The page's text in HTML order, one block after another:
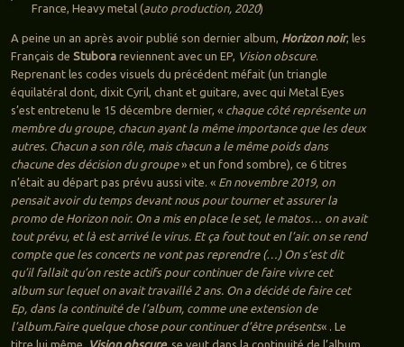
France, Heavy metal (auto production, 2020)
A peine un an après avoir publié son dernier album, Horizon noir, les
Français de Stuborareviennent avec un EP, Vision obscure.
Reprenant les codes visuels du précédent méfait (un triangle
équilatéral dont, dixit Cyril, chant et guitare, avec qui Metal Eyes
s’est entretenu le 15 décembre dernier, « chaque côté représente un
membre du groupe, chacun ayant la même importance que les deux
autres. Chacun a son rôle, mais chacun a le même poids dans
chacune des décision du groupe» et un fond sombre), ce 6 titres
n’était au départ pas prévu aussi vite. « En novembre 2019, on
pensait avoir du temps devant nous pour tourner et assurer la
promo de Horizon noir. On a mis en place le set, le matos… on avait
tout prévu, et là est arrivé le virus. Et ça fout tout en l’air. on se rend
compte que les concerts ne vont pas reprendre (…) On s’est dit
qu’il fallait qu’on reste actifs pour continuer de faire vivre cet
album sur lequel on avait travaillé 2 ans. On a décidé de faire cet
Ep, dans la continuité de l’album, comme une extension de
l’album.Faire quelque chose pour continuer d’être présents« . Le
titre lui même,
Vision obscure, se veut dans la continuité de l’album,